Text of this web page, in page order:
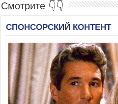
Смотрите 👇👇